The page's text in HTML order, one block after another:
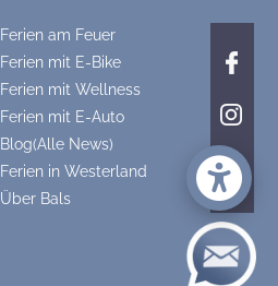
Ferien am Feuer
Ferien mit E-Bike
Ferien mit Wellness
Ferien mit E-Auto
Blog(Alle News)
Ferien in Westerland
Über Bals